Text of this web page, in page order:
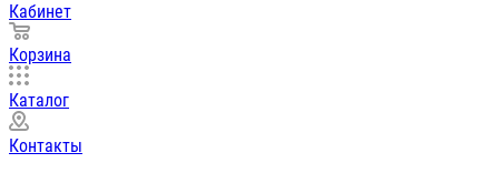
Кабинет
Корзина
Каталог
Контакты